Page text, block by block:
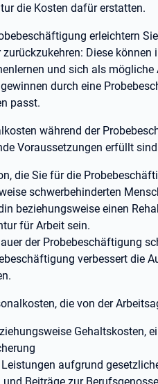
die Kosten dafür erstatten.
erleichtern
Diese
und sich als
durch eine
passt.
während der
Voraussetzungen erfüllt
die Sie für die
schwerbehinderten
beziehungsweise einen
für Arbeit sein.
der Probebeschäftigung
verbessert die
die von der
Gehaltskosten,
aufgrund